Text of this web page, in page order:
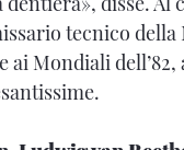
tecnico della
Mondiali dell’82,